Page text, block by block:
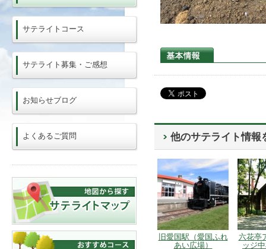
他のサテライト情報
旧愛国駅（愛国ふれ
あい広場）
六花亭
ッジ
サテライトコース
サテライト募集・ご感想
お知らせブログ
よくあるご質問